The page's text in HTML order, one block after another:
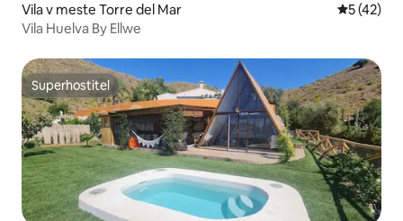
Vila v meste Torre del Mar
5 (42)
Vila Huelva By Ellwe
Superhostiteľ
Superhostiteľ